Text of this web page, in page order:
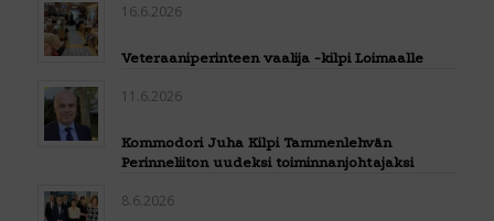
16.6.2026
Veteraaniperinteen vaalija -kilpi Loimaalle
11.6.2026
Kommodori Juha Kilpi Tammenlehvän
Perinneliiton uudeksi toiminnanjohtajaksi
8.6.2026